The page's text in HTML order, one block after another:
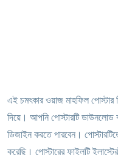
এই চমৎকার ওয়াজ মাহফিল
দিয়ে। আপনি পোস্টারটি
ডিজাইন করতে পারবেন।
করেছি। পোস্টারের ফাইলটি